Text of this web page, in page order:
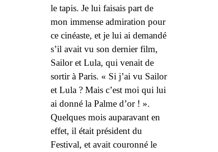
le tapis. Je lui faisais part de
mon immense admiration pour
ce cinéaste, et je lui ai demandé
s’il avait vu son dernier film,
Sailor et Lula, qui venait de
sortir à Paris. « Si j’ai vu Sailor
et Lula ? Mais c’est moi qui lui
ai donné la Palme d’or ! ».
Quelques mois auparavant en
effet, il était président du
Festival, et avait couronné le